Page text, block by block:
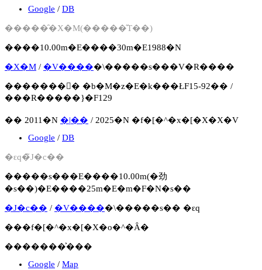
Google / DB
�����̑�X�M(�����̋T��)
����10.00m�E����30m�E1988�N
�X�M / �V�����\�����s���V�R����
�������񍐏� �b�M�z�E�k���ŁF15-92�� /
���R�����}�F129
�� 2011�N �|�� / 2025�N �f�[�^�x�[�X�X�V
Google / DB
�ԑq�̃J�c��
�����s���E����10.00m(�劲
�s��)�E����25m�E�m�F�N�s��
�J�c�� / �V�����\�����s�� �ԑq
���f�[�^�x�[�X�o�^�Ȃ�
�������͐���
Google / Map